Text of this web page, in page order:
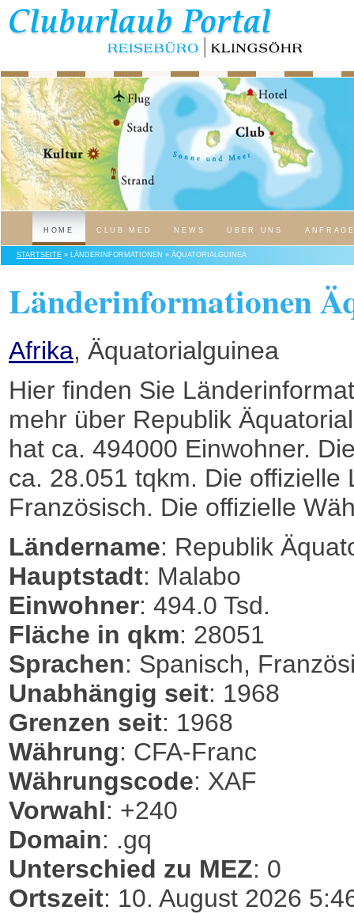
HOME CLUB MED NEWS ÜBER UNS
STARTSEITE » LÄNDERINFORMATIONEN » ÄQUATORIALGUINEA
Länderinformationen
Afrika, Äquatorialguinea
Hier finden Sie
mehr über Republik
hat ca. 494000 Einwohner.
ca. 28.051 tqkm. Die
Französisch. Die offizielle
Ländername: Republik
Hauptstadt: Malabo
Einwohner: 494.0 Tsd.
Fläche in qkm: 28051
Sprachen: Spanisch,
Unabhängig seit: 1968
Grenzen seit: 1968
Währung: CFA-Franc
Währungscode: XAF
Vorwahl: +240
Domain: .gq
Unterschied zu MEZ: 0
Ortszeit: 10. August 2026